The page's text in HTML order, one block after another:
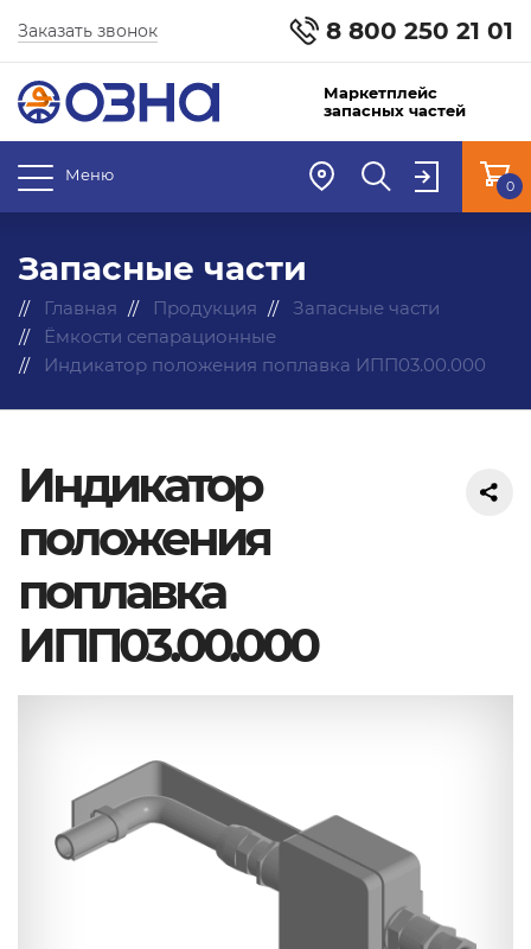
8 800 250 21 01
Заказать звонок
Маркетплейс
запасных частей
Меню
0
Запасные части
Главная Продукция
Запасные части
Ёмкости сепарационные
Индикатор положения поплавка ИПП03.00.000
Индикатор
положения
поплавка
ИПП03.00.000